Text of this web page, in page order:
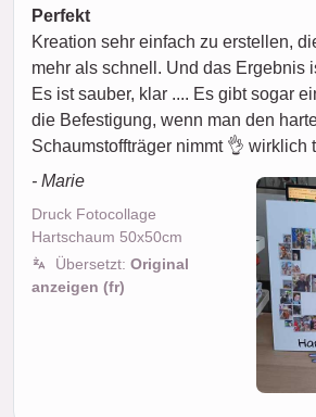
Perfekt
Kreation sehr einfach zu erstellen,
mehr als schnell. Und das Ergebnis
Es ist sauber, klar .... Es gibt sogar
die Befestigung, wenn man den
Schaumstoffträger nimmt 👌 wirklich
- Marie
Druck Fotocollage
Hartschaum 50x50cm
Übersetzt: Original
anzeigen (fr)